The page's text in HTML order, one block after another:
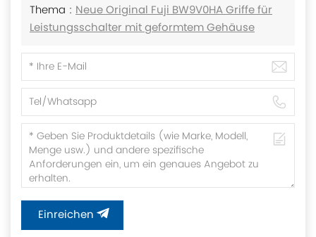
Thema : Neue Original Fuji BW9V0HA Griffe für
Leistungsschalter mit geformtem Gehäuse
Einreichen